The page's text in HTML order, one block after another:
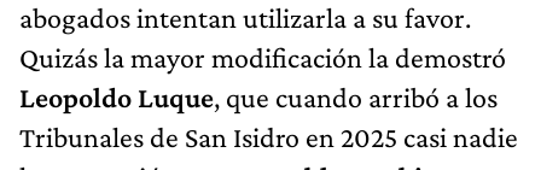
abogados intentan utilizarla a su favor.
Quizás la mayor modificación la demostró
Leopoldo Luque, que cuando arribó a los
Tribunales de San Isidro en 2025 casi nadie